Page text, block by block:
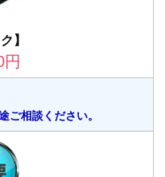
】
円
ご相談ください。